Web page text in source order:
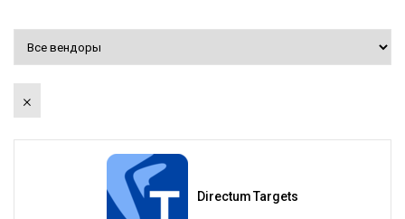
×
Directum Targets